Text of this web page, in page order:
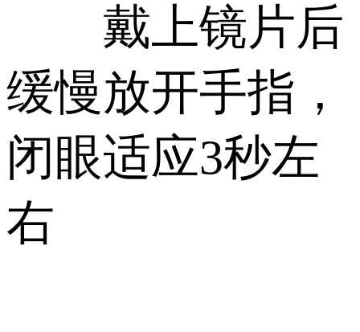
戴上镜片后
缓慢放开手指，
闭眼适应3秒左
右